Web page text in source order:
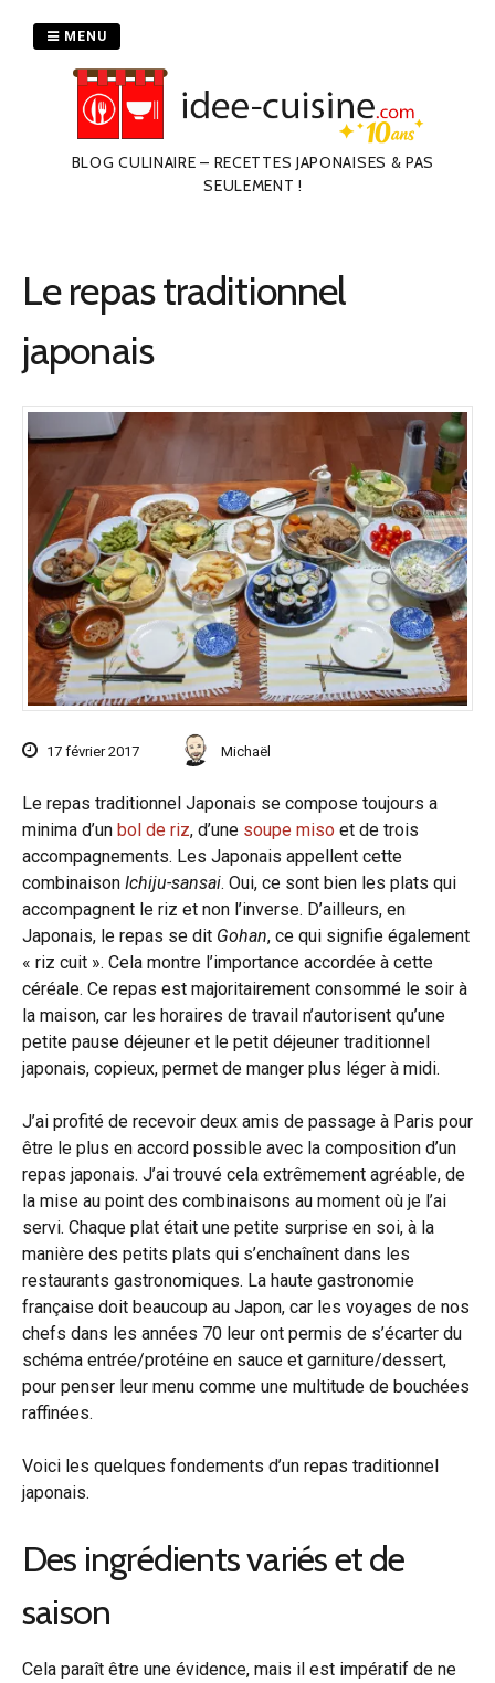
BLOG CULINAIRE – RECETTES JAPONAISES & PAS
SEULEMENT !
MENU
Le repas traditionnel
japonais
17 février 2017 Michaël
Le repas traditionnel Japonais se compose toujours a
minima d’un bol de riz, d’une soupe miso et de trois
accompagnements. Les Japonais appellent cette
combinaison Ichiju-sansai. Oui, ce sont bien les plats qui
accompagnent le riz et non l’inverse. D’ailleurs, en
Japonais, le repas se dit Gohan, ce qui signifie également
« riz cuit ». Cela montre l’importance accordée à cette
céréale. Ce repas est majoritairement consommé le soir à
la maison, car les horaires de travail n’autorisent qu’une
petite pause déjeuner et le petit déjeuner traditionnel
japonais, copieux, permet de manger plus léger à midi.
J’ai profité de recevoir deux amis de passage à Paris pour
être le plus en accord possible avec la composition d’un
repas japonais. J’ai trouvé cela extrêmement agréable, de
la mise au point des combinaisons au moment où je l’ai
servi. Chaque plat était une petite surprise en soi, à la
manière des petits plats qui s’enchaînent dans les
restaurants gastronomiques. La haute gastronomie
française doit beaucoup au Japon, car les voyages de nos
chefs dans les années 70 leur ont permis de s’écarter du
schéma entrée/protéine en sauce et garniture/dessert,
pour penser leur menu comme une multitude de bouchées
raffinées.
Voici les quelques fondements d’un repas traditionnel
japonais.
Des ingrédients variés et de
saison
Cela paraît être une évidence, mais il est impératif de ne